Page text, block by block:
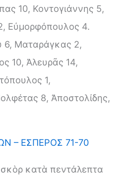
10, Κοντογιάννης 5,
Εὐμορφόπουλος 4.
6, Ματαράγκας 2,
10, Ἀλευρᾶς 14,
1,
8, Ἀποστολίδης,
– ΕΣΠΕΡΟΣ 71-70
κατὰ πεντάλεπτα